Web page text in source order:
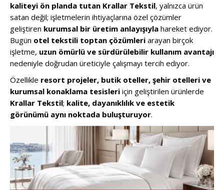
kaliteyi ön planda tutan Krallar Tekstil, yalnızca ürün
satan değil; işletmelerin ihtiyaçlarına özel çözümler
geliştiren kurumsal bir üretim anlayışıyla hareket ediyor.
Bugün otel tekstili toptan çözümleri arayan birçok
işletme, uzun ömürlü ve sürdürülebilir kullanım avantajı
nedeniyle doğrudan üreticiyle çalışmayı tercih ediyor.
Özellikle resort projeler, butik oteller, şehir otelleri ve
kurumsal konaklama tesisleri için geliştirilen ürünlerde
Krallar Tekstil; kalite, dayanıklılık ve estetik
görünümü aynı noktada buluşturuyor.